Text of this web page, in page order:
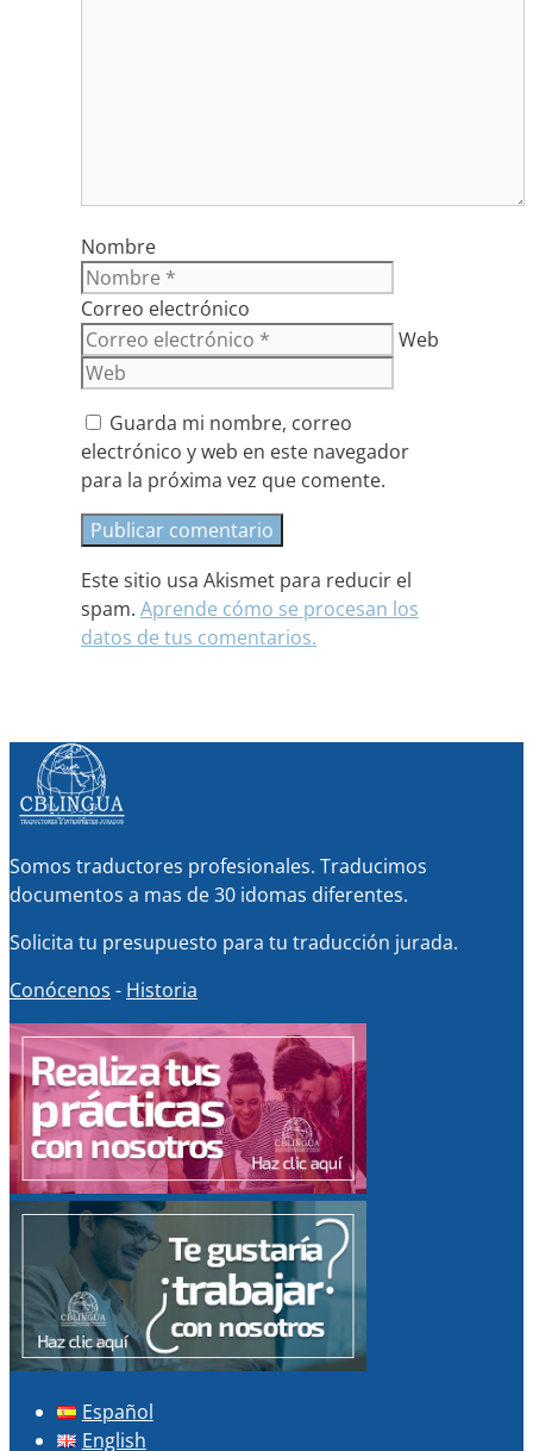
Nombre
Correo electrónico
Web
Guarda mi nombre, correo
electrónico y web en este navegador
para la próxima vez que comente.
Este sitio usa Akismet para reducir el
spam. Aprende cómo se procesan los
datos de tus comentarios.
Somos traductores profesionales. Traducimos
documentos a mas de 30 idomas diferentes.
Solicita tu presupuesto para tu traducción jurada.
Conócenos - Historia
Español
English